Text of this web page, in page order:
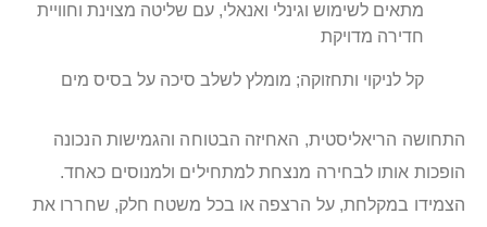
מתאים לשימוש וגינלי ואנאלי, עם שליטה מצוינת וחוויית
חדירה מדויקת
קל לניקוי ותחזוקה; מומלץ לשלב סיכה על בסיס מים
התחושה הריאליסטית, האחיזה הבטוחה והגמישות הנכונה
הופכות אותו לבחירה מנצחת למתחילים ולמנוסים כאחד.
הצמידו במקלחת, על הרצפה או בכל משטח חלק, שחררו את